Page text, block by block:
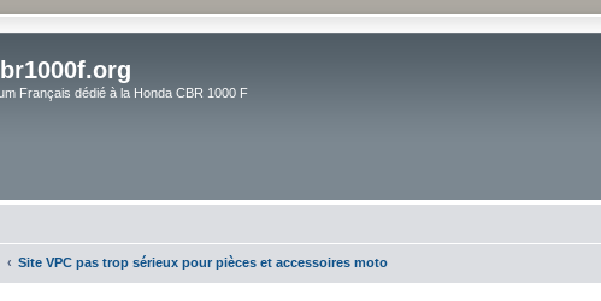
Français dédié à la Honda CBR 1000 F
Site VPC pas trop sérieux pour pièces et accessoires moto